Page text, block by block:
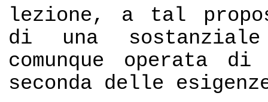
lezione, a tal
di una
comunque operata
seconda delle